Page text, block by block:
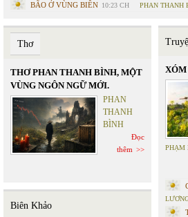
BÃO Ở VÙNG BIÊN 10:23 CH PHAN THANH
Thơ
THƠ PHAN THANH BÌNH, MỘT
VÙNG NGÔN NGỮ MỚI.
PHAN
THANH
BÌNH
Đọc
thêm
Biên Khảo
XÓM
PHẠM